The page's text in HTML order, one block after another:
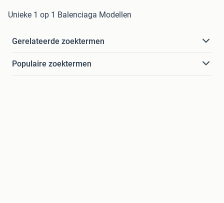
Unieke 1 op 1 Balenciaga Modellen
Gerelateerde zoektermen
Populaire zoektermen